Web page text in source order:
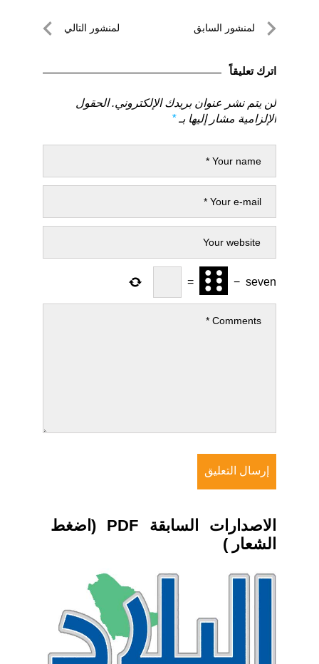
تصفّحلمنشور السابق
السابق
لمنشور التالي
اترك تعليقاً
لن يتم نشر عنوان بريدك الإلكتروني. الحقول
الإلزامية مشار إليها بـ*
seven
−
=
الاصدارات السابقة PDF (اضغط
الشعار )